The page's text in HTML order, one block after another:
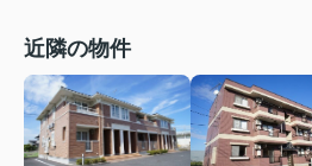
近隣の物件